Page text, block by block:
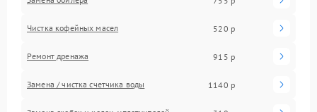
Чистка кофейных масел 520 р
Ремонт дренажа 915 р
Замена / чистка счетчика воды 1140 р